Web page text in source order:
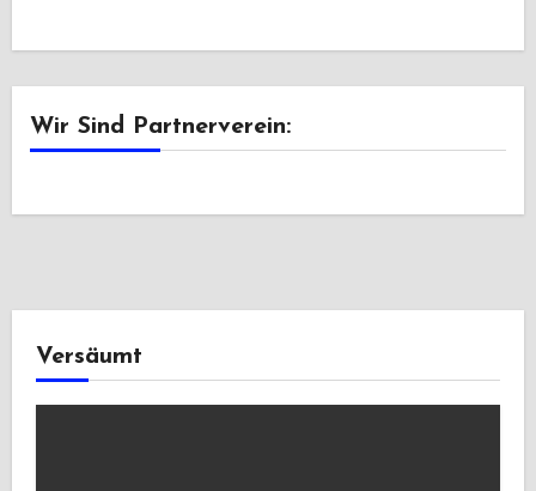
Wir Sind Partnerverein:
Versäumt